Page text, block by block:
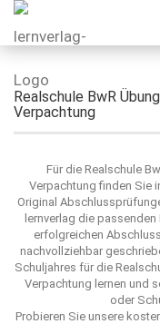
Realschule BwR
Verpachtung
Für die Realschule
Verpachtung finden Sie
Original
lernverlag die
erfolgreichen
nachvollziehbar
Schuljahres für die
Verpachtung lernen und
oder
Probieren Sie unsere